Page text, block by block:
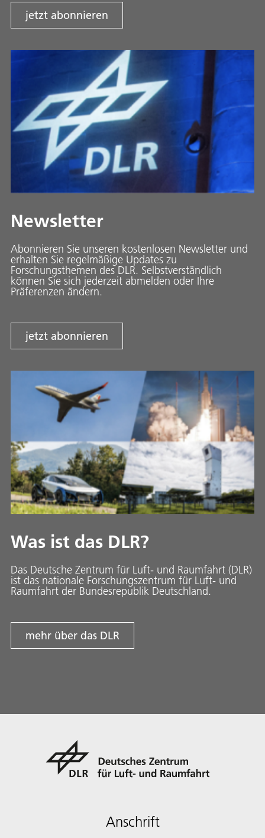
jetzt abonnieren
Newsletter
Abonnieren Sie unseren kostenlosen Newsletter und
erhalten Sie regelmäßige Updates zu
Forschungsthemen des DLR. Selbstverständlich
können Sie sich jederzeit abmelden oder Ihre
Präferenzen ändern.
jetzt abonnieren
Was ist das DLR?
Das Deutsche Zentrum für Luft- und Raumfahrt (DLR)
ist das nationale Forschungszentrum für Luft- und
Raumfahrt der Bundesrepublik Deutschland.
mehr über das DLR
Anschrift